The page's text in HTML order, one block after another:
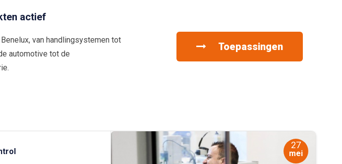
actief
van handlingsystemen tot
automotive tot de
Toepassingen
27
mei